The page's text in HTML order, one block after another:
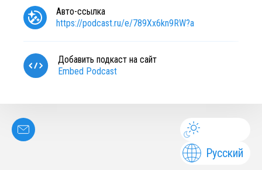
Авто-ссылка
https://podcast.ru/e/789Xx6kn9RW?a
Добавить подкаст на сайт
Embed Podcast
Русский